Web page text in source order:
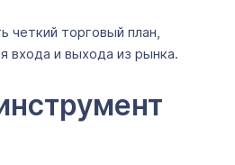
торговый план,
входа и выхода из рынка.